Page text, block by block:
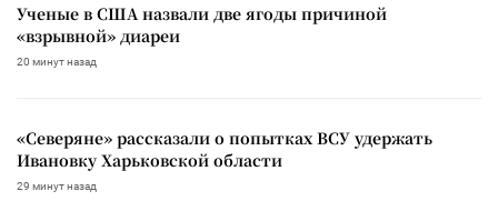
Ученые в США назвали две ягоды причиной
«взрывной» диареи
20 минут назад
«Северяне» рассказали о попытках ВСУ удержать
Ивановку Харьковской области
29 минут назад